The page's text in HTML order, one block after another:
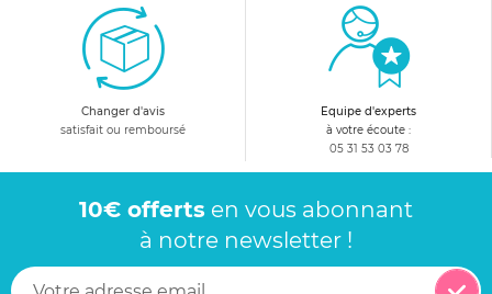
Changer d'avis
satisfait ou remboursé
Equipe d'experts
à votre écoute :
05 31 53 03 78
10€ offerts en vous abonnant
à notre newsletter !